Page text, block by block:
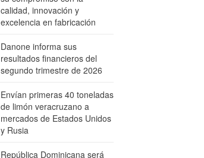
calidad, innovación y
excelencia en fabricación
Danone informa sus
resultados financieros del
segundo trimestre de 2026
Envían primeras 40 toneladas
de limón veracruzano a
mercados de Estados Unidos
y Rusia
República Dominicana será